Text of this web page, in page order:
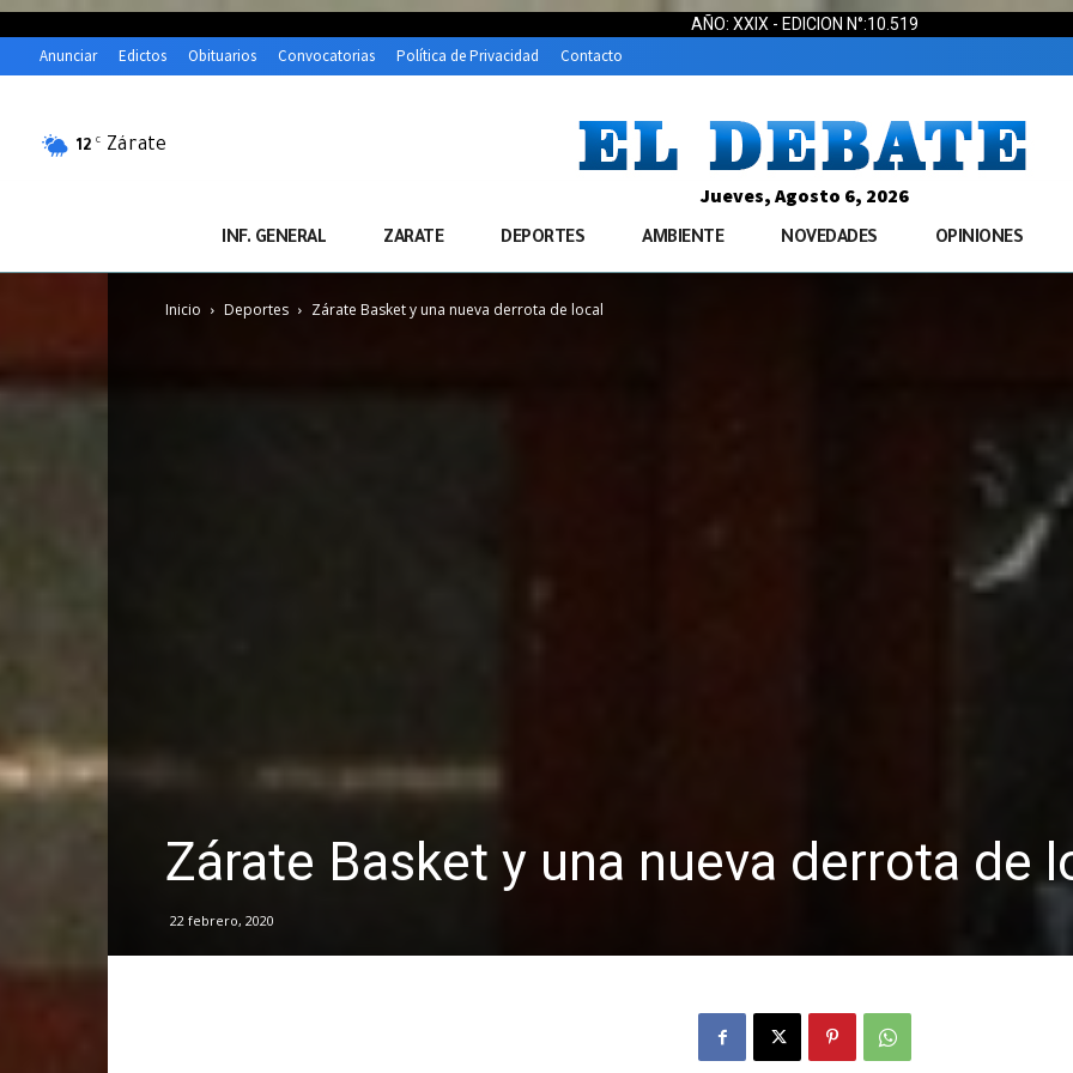
AÑO: XXIX - EDICION N°:10.519
Anunciar Edictos Obituarios Convocatorias Política de Privacidad Contacto
12 C Zárate
Jueves, Agosto 6, 2026
INF. GENERAL ZARATE DEPORTES AMBIENTE NOVEDADES OPINIONES
Inicio Deportes Zárate Basket y una nueva derrota de local
Zárate Basket y una nueva derrota de
22 febrero, 2020